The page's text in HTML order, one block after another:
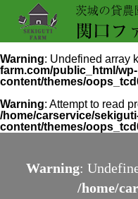
Warning: Undefined array
farm.com/public_html/wp-
content/themes/
Warning: Attempt to read
/home/carservice/
content/themes/
Warning:
/home/